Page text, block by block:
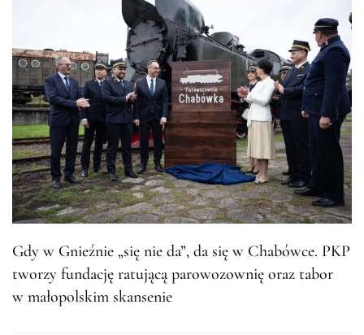
Gdy w Gnieźnie „się nie da”, da się w Chabówce. PKP
tworzy fundację ratującą parowozownię oraz tabor
w małopolskim skansenie